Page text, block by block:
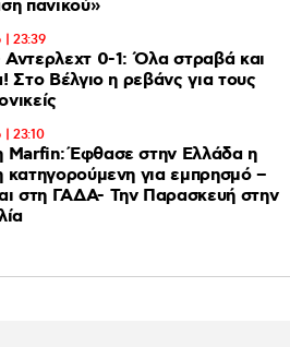
πανικού»
| 23:39
0-1: Όλα στραβά και
Στο Βέλγιο η ρεβάνς για τους
| 23:10
Marfin: Έφθασε στην Ελλάδα η
κατηγορούμενη για εμπρησμό –
Την Παρασκευή στην